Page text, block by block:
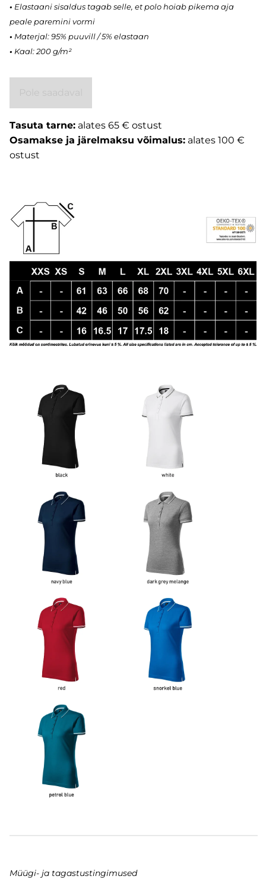
• Elastaani sisaldus tagab selle, et polo hoiab pikema aja
peale paremini vormi
• Materjal: 95% puuvill / 5% elastaan
• Kaal: 200 g/m²
Tasuta tarne: alates 65 € ostust
Osamakse ja järelmaksu võimalus: alates 100 €
ostust
Müügi- ja tagastustingimused